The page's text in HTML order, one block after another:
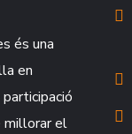
és una
en
millorar el